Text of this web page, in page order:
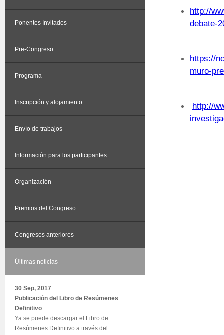
Ponentes Invitados
Pre-Congreso
Programa
Inscripción y alojamiento
Envío de trabajos
Información para los participantes
Organización
Premios del Congreso
Congresos anteriores
Últimas noticias
30 Sep, 2017
Publicación del Libro de Resúmenes
Definitivo
Ya se puede descargar el Libro de
Resúmenes Definitivo a través del...
http://
debate-
https://
muro-
http://